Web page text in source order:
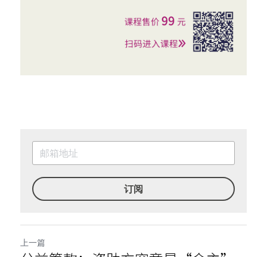
订阅
上一篇